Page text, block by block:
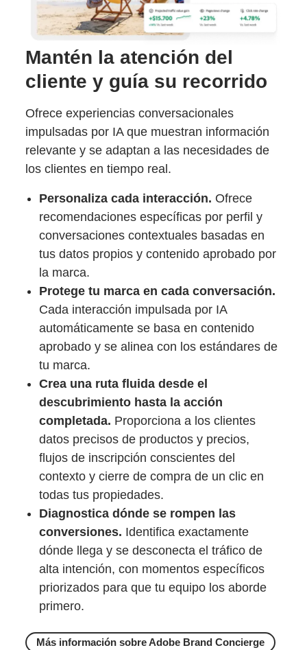
Mantén la atención del
cliente y guía su recorrido
Ofrece experiencias conversacionales
impulsadas por IA que muestran información
relevante y se adaptan a las necesidades de
los clientes en tiempo real.
Personaliza cada interacción. Ofrece
recomendaciones específicas por perfil y
conversaciones contextuales basadas en
tus datos propios y contenido aprobado por
la marca.
Protege tu marca en cada conversación.
Cada interacción impulsada por IA
automáticamente se basa en contenido
aprobado y se alinea con los estándares de
tu marca.
Crea una ruta fluida desde el
descubrimiento hasta la acción
completada. Proporciona a los clientes
datos precisos de productos y precios,
flujos de inscripción conscientes del
contexto y cierre de compra de un clic en
todas tus propiedades.
Diagnostica dónde se rompen las
conversiones. Identifica exactamente
dónde llega y se desconecta el tráfico de
alta intención, con momentos específicos
priorizados para que tu equipo los aborde
primero.
Más información sobre Adobe Brand Concierge